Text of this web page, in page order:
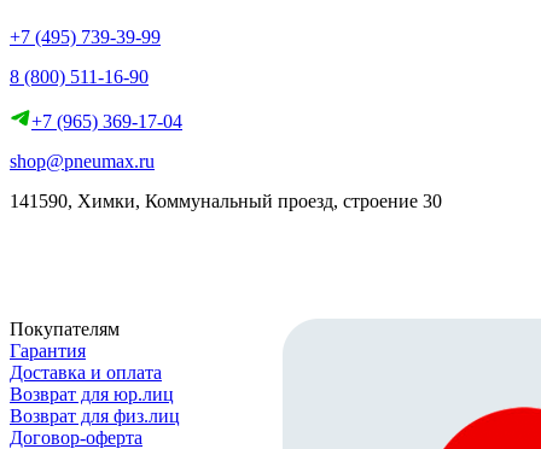
+7 (495) 739-39-99
8 (800) 511-16-90
+7 (965) 369-17-04
shop@pneumax.ru
141590, Химки, Коммунальный проезд, строение 30
Покупателям
Гарантия
Доставка и оплата
Возврат для юр.лиц
Возврат для физ.лиц
Договор-оферта